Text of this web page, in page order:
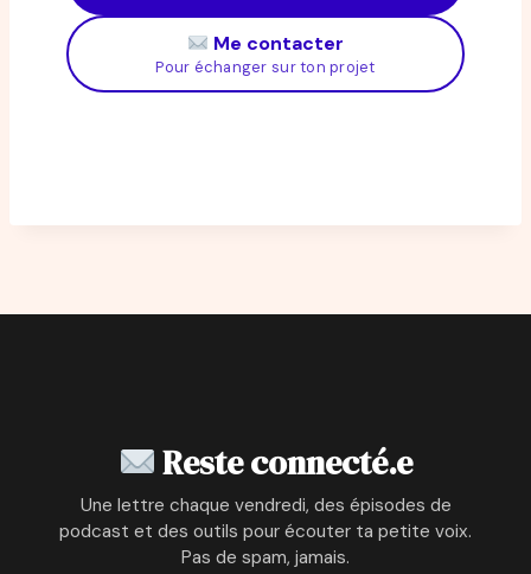
Me contacter
Pour échanger sur ton projet
Reste connecté.e
Une lettre chaque vendredi, des épisodes de
podcast et des outils pour écouter ta petite voix.
Pas de spam, jamais.